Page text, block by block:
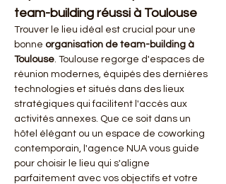
team-building réussi à Toulouse
Trouver le lieu idéal est crucial pour une
bonne organisation de team-building à
Toulouse. Toulouse regorge d'espaces de
réunion modernes, équipés des dernières
technologies et situés dans des lieux
stratégiques qui facilitent l'accès aux
activités annexes. Que ce soit dans un
hôtel élégant ou un espace de coworking
contemporain, l'agence NUA vous guide
pour choisir le lieu qui s'aligne
parfaitement avec vos objectifs et votre